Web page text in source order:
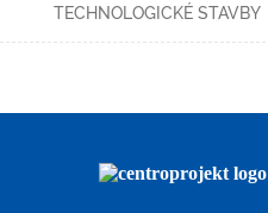
TECHNOLOGICKÉ STAVBY